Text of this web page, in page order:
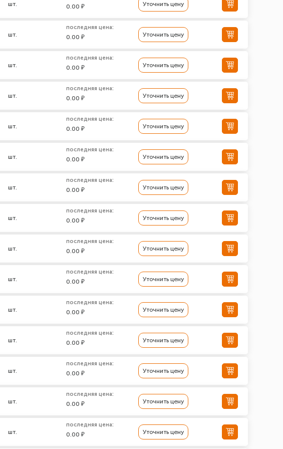
шт. 0.00 ₽ Уточнить цену
шт.
последняя цена:
0.00 ₽ Уточнить цену
шт.
последняя цена:
0.00 ₽ Уточнить цену
шт.
последняя цена:
0.00 ₽ Уточнить цену
шт.
последняя цена:
0.00 ₽ Уточнить цену
шт.
последняя цена:
0.00 ₽ Уточнить цену
шт.
последняя цена:
0.00 ₽ Уточнить цену
шт.
последняя цена:
0.00 ₽ Уточнить цену
шт.
последняя цена:
0.00 ₽ Уточнить цену
шт.
последняя цена:
0.00 ₽ Уточнить цену
шт.
последняя цена:
0.00 ₽ Уточнить цену
шт.
последняя цена:
0.00 ₽ Уточнить цену
шт.
последняя цена:
0.00 ₽ Уточнить цену
шт.
последняя цена:
0.00 ₽ Уточнить цену
шт.
последняя цена:
0.00 ₽ Уточнить цену